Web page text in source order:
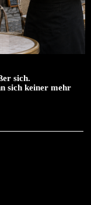
sich.
sich keiner mehr